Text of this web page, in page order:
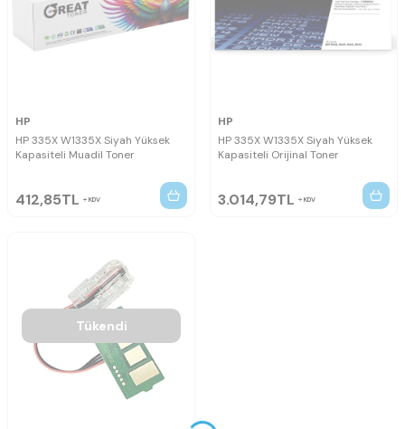
HP
HP 335X W1335X Siyah Yüksek
Kapasiteli Muadil Toner
412,85TL KDV
HP
HP 335X W1335X Siyah Yüksek
Kapasiteli Orijinal Toner
3.014,79TL KDV
Tükendi